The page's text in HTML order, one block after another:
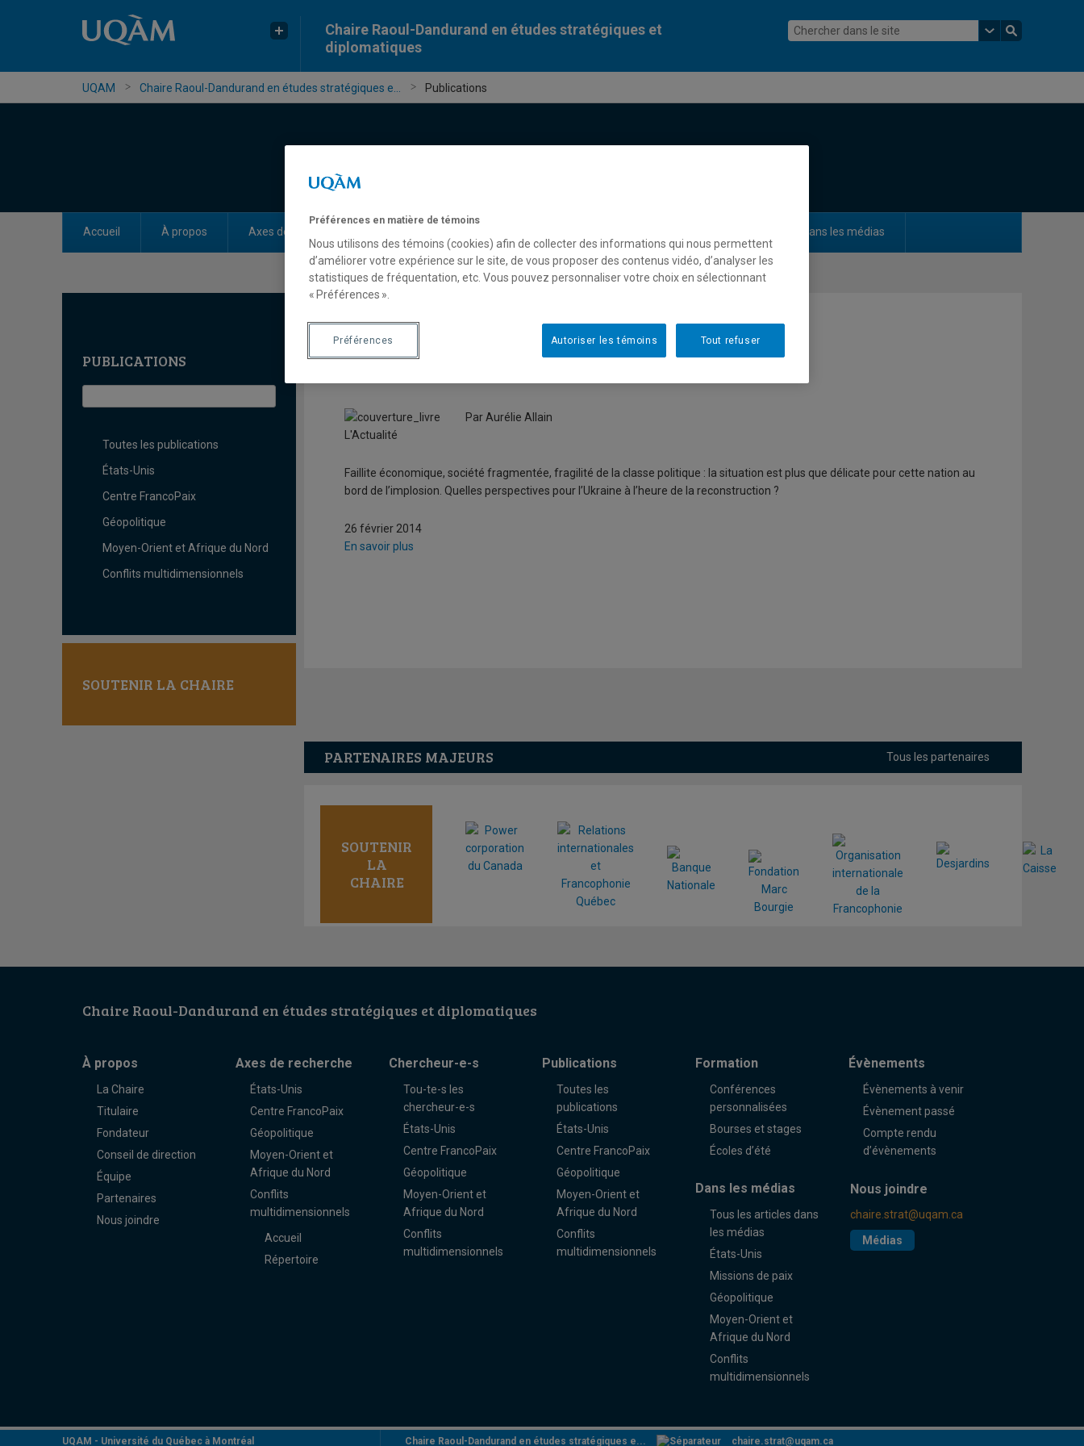
Chaire Raoul-Dandurand en études stratégiques et
diplomatiques
UQAM Chaire Raoul-Dandurand en études stratégiques e... Publications
Accueil À propos Axes de recherche Dans les médias
PUBLICATIONS
Toutes les publications
États-Unis
Centre FrancoPaix
Géopolitique
Moyen-Orient et Afrique du Nord
Conflits multidimensionnels
SOUTENIR LA CHAIRE
Ukraine : la paix fragile
Par Aurélie Allain
L'Actualité
Faillite économique, société fragmentée, fragilité de la classe politique : la situation est plus que délicate pour cette nation au
bord de l’implosion. Quelles perspectives pour l’Ukraine à l’heure de la reconstruction ?
26 février 2014
En savoir plus
PARTENAIRES MAJEURS Tous les partenaires
SOUTENIR
LA
CHAIRE
Chaire Raoul-Dandurand en études stratégiques et diplomatiques
À propos
La Chaire
Titulaire
Fondateur
Conseil de direction
Équipe
Partenaires
Nous joindre
Axes de recherche
États-Unis
Centre FrancoPaix
Géopolitique
Moyen-Orient et
Afrique du Nord
Conflits
multidimensionnels
Accueil
Répertoire
Chercheur-e-s
Tou-te-s les
chercheur-e-s
États-Unis
Centre FrancoPaix
Géopolitique
Moyen-Orient et
Afrique du Nord
Conflits
multidimensionnels
Publications
Toutes les
publications
États-Unis
Centre FrancoPaix
Géopolitique
Moyen-Orient et
Afrique du Nord
Conflits
multidimensionnels
Formation
Conférences
personnalisées
Bourses et stages
Écoles d’été
Évènements
Évènements à venir
Évènement passé
Compte rendu
d’évènements
Dans les médias
Tous les articles dans
les médias
États-Unis
Missions de paix
Géopolitique
Moyen-Orient et
Afrique du Nord
Conflits
multidimensionnels
Nous joindre
chaire.strat@uqam.ca
Médias
UQAM - Université du Québec à Montréal Chaire Raoul-Dandurand en études stratégiques e... chaire.strat@uqam.ca
Préférences en matière de témoins
Nous utilisons des témoins (cookies) afin de collecter des informations qui nous permettent
d’améliorer votre expérience sur le site, de vous proposer des contenus vidéo, d’analyser les
statistiques de fréquentation, etc. Vous pouvez personnaliser votre choix en sélectionnant
« Préférences ».
Tout refuser
Autoriser les témoins
Préférences